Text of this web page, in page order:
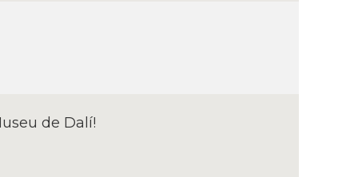
de Dalí­!